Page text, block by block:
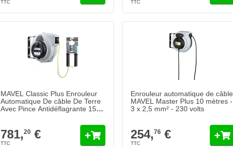
MAVEL Classic Plus Enrouleur
Automatique De câble De Terre
Avec Pince Antidéflagrante 15
781,20 €
Enrouleur automatique de câble
MAVEL Master Plus 10 mètres -
3 x 2,5 mm² - 230 volts
254,76€